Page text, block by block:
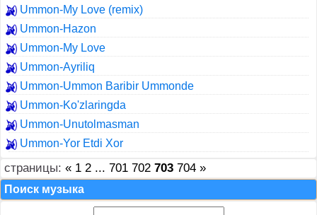
Ummon-My Love (remix)
Ummon-Hazon
Ummon-My Love
Ummon-Ayriliq
Ummon-Ummon Baribir Ummonde
Ummon-Ko'zlaringda
Ummon-Unutolmasman
Ummon-Yor Etdi Xor
страницы: « 1 2 ... 701 702 703 704 »
Поиск музыка